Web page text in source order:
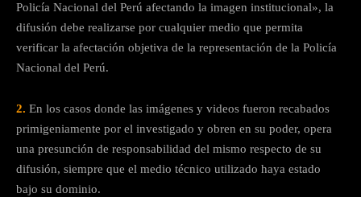
Policía Nacional del Perú afectando la imagen institucional», la
difusión debe realizarse por cualquier medio que permita
verificar la afectación objetiva de la representación de la Policía
Nacional del Perú.
2. En los casos donde las imágenes y videos fueron recabados
primigeniamente por el investigado y obren en su poder, opera
una presunción de responsabilidad del mismo respecto de su
difusión, siempre que el medio técnico utilizado haya estado
bajo su dominio.